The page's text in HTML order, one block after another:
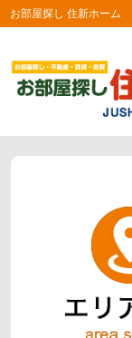
お部屋探し 住新ホーム